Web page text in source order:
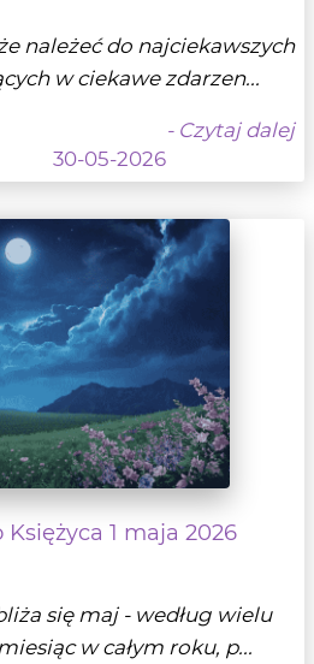
należeć do najciekawszych
w ciekawe zdarzen...
- Czytaj dalej
30-05-2026
1 maja 2026
się maj - według wielu
w całym roku, p...